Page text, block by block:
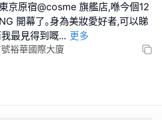
京原宿@cosme 旗艦店,喺今個12
開幕了｡身為美妝愛好者,可以睇
最見得到嘅... 更多
裕華國際大廈